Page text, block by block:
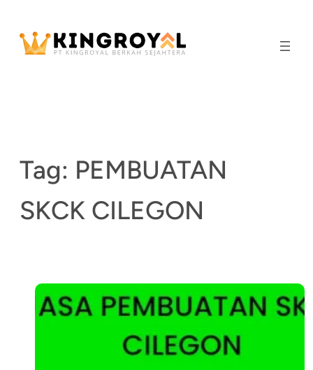
content
Tag: PEMBUATAN
SKCK CILEGON